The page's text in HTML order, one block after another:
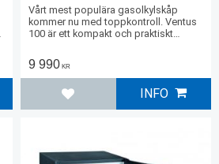
Vårt mest populära gasolkylskåp
kommer nu med toppkontroll. Ventus
100 är ett kompakt och praktiskt
lite mindre plats. Skåpet har också ett
10 liters frysfack.
9 990 KR
Lägg till i favoriter
INFO